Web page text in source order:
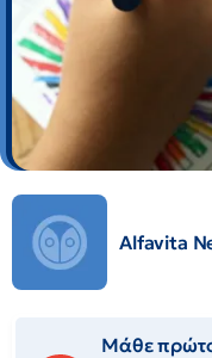
Alfavita
Μάθε